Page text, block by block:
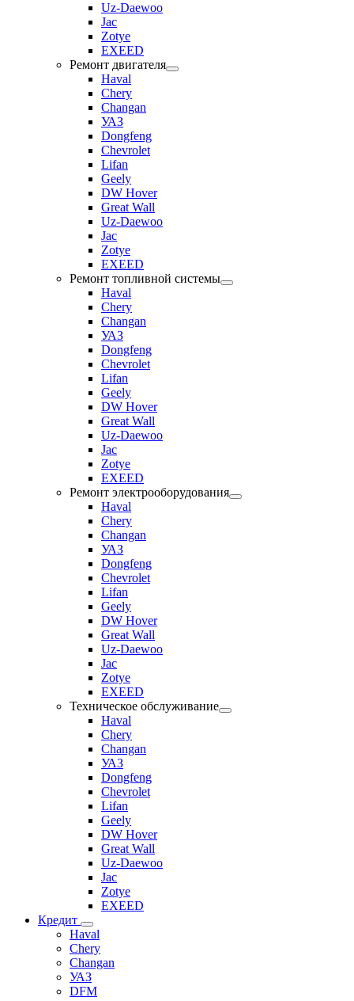
Uz-Daewoo
Jac
Zotye
EXEED
Ремонт двигателя
Haval
Chery
Changan
УАЗ
Dongfeng
Chevrolet
Lifan
Geely
DW Hover
Great Wall
Uz-Daewoo
Jac
Zotye
EXEED
Ремонт топливной системы
Haval
Chery
Changan
УАЗ
Dongfeng
Chevrolet
Lifan
Geely
DW Hover
Great Wall
Uz-Daewoo
Jac
Zotye
EXEED
Ремонт электрооборудования
Haval
Chery
Changan
УАЗ
Dongfeng
Chevrolet
Lifan
Geely
DW Hover
Great Wall
Uz-Daewoo
Jac
Zotye
EXEED
Техническое обслуживание
Haval
Chery
Changan
УАЗ
Dongfeng
Chevrolet
Lifan
Geely
DW Hover
Great Wall
Uz-Daewoo
Jac
Zotye
EXEED
Кредит
Haval
Chery
Changan
УАЗ
DFM